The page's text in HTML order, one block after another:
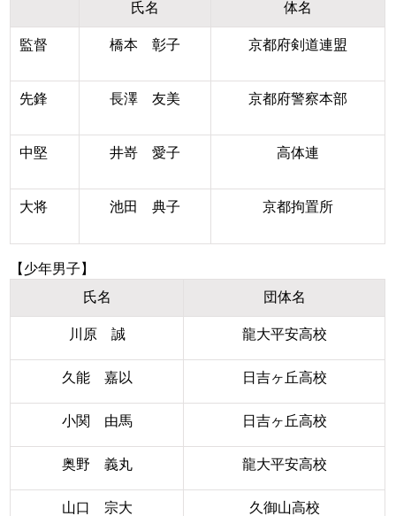
氏名
体名
監督 橋本 彰子 京都府剣道連盟
先鋒 長澤 友美 京都府警察本部
中堅 井嵜 愛子 高体連
大将 池田 典子 京都拘置所
【少年男子】
氏名
団体名
川原 誠 龍大平安高校
久能 嘉以 日吉ヶ丘高校
小関 由馬 日吉ヶ丘高校
奥野 義丸 龍大平安高校
山口 宗大 久御山高校